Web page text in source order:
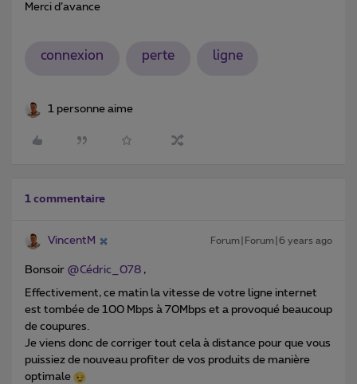
Merci d’avance
connexion perte ligne
1 personne aime
1 commentaire
VincentM Forum|Forum|6 years ago
Bonsoir @Cédric_078 ,
Effectivement, ce matin la vitesse de votre ligne internet
est tombée de 100 Mbps à 70Mbps et a provoqué beaucoup
de coupures.
Je viens donc de corriger tout cela à distance pour que vous
puissiez de nouveau profiter de vos produits de manière
optimale